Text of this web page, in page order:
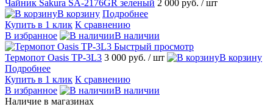
Чайник Sakura SA-2176GR зеленый 2 000 руб. / шт
В корзину Подробнее
Купить в 1 клик К сравнению
В избранное
В наличии
Быстрый просмотр
Термопот Oasis TP-3L3 3 000 руб. / шт
В корзину
Подробнее
Купить в 1 клик К сравнению
В избранное
В наличии
Наличие в магазинах